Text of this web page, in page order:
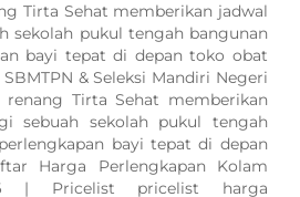
Tirta Sehat memberikan jadwal
sekolah pukul tengah bangunan
bayi tepat di depan toko obat
SBMTPN & Seleksi Mandiri Negeri
renang Tirta Sehat memberikan
sebuah sekolah pukul tengah
bayi tepat di depan
Harga Perlengkapan Kolam
| Pricelist pricelist harga
WhatsApp Kami